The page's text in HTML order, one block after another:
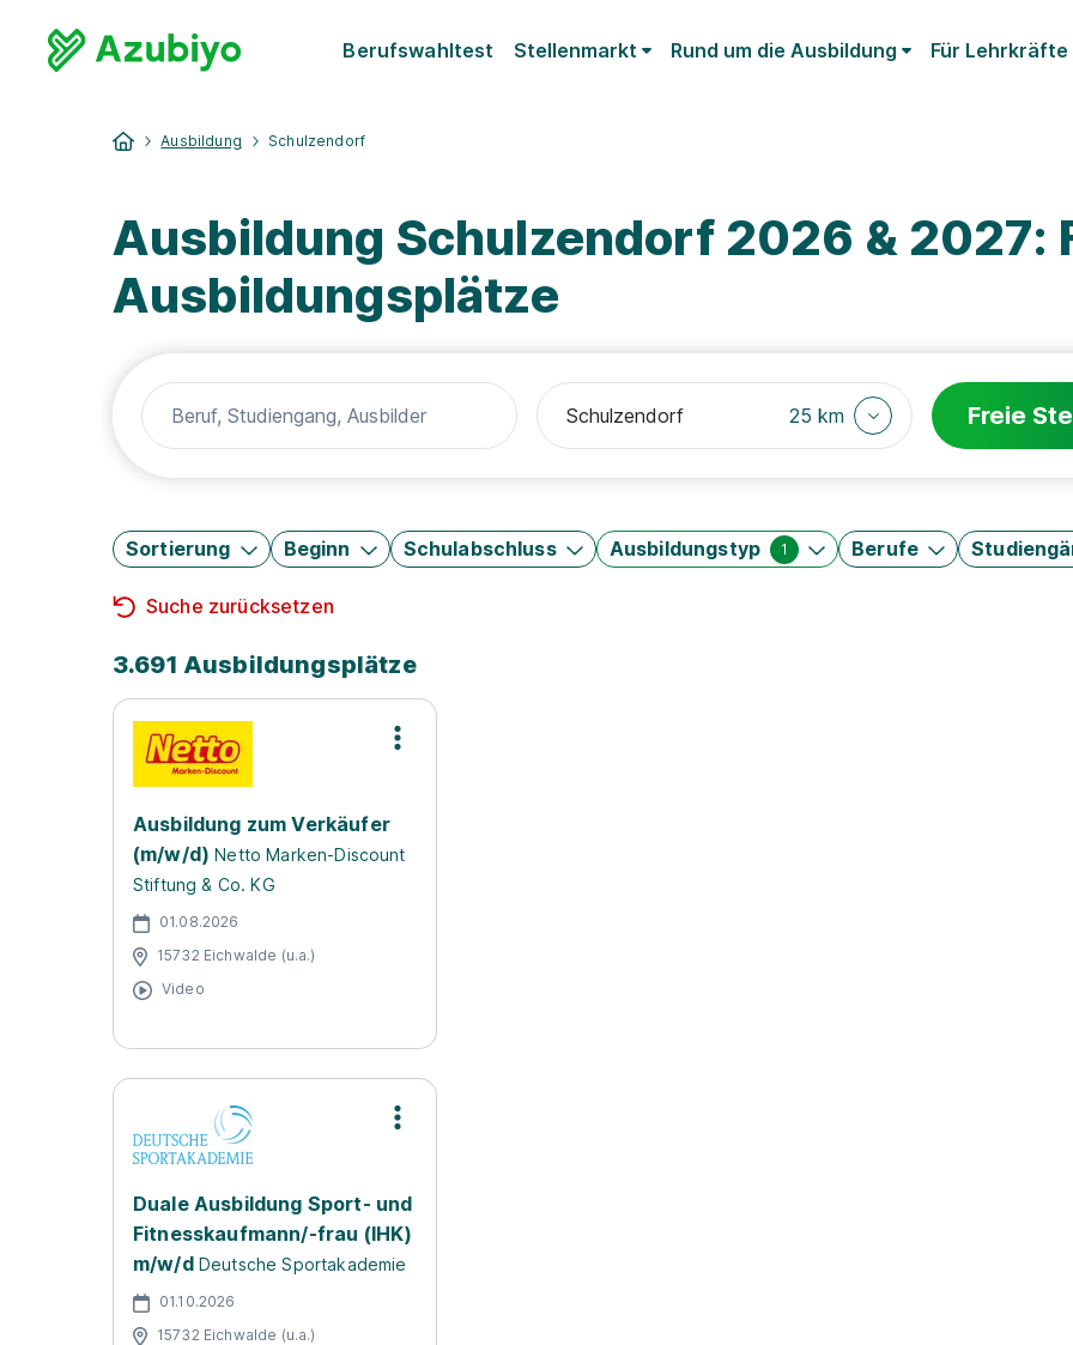
Berufswahltest Stellenmarkt Rund um die Ausbildung Für Lehrkräfte
Ausbildung Schulzendorf
Ausbildung Schulzendorf 2026 & 2027:
Ausbildungsplätze
25 km Freie
Sortierung Beginn Schulabschluss Ausbildungstyp 1 Berufe
Suche zurücksetzen
3.691 Ausbildungsplätze
Ausbildung zum Verkäufer
(m/w/d) Netto Marken-Discount
Stiftung & Co. KG
01.08.2026
15732 Eichwalde (u.a.)
Video
Duale Ausbildung Sport- und
Fitnesskaufmann/-frau (IHK)
m/w/d Deutsche Sportakademie
01.10.2026
15732 Eichwalde (u.a.)